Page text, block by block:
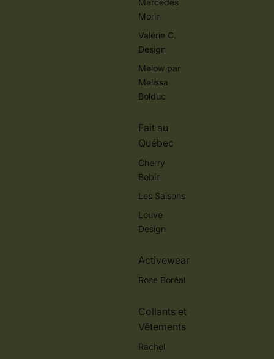
Mercedes
Morin
Valérie C.
Design
Melow par
Melissa
Bolduc
Fait au
Québec
Cherry
Bobin
Les Saisons
Louve
Design
Activewear
Rose Boréal
Collants et
Vêtements
Rachel